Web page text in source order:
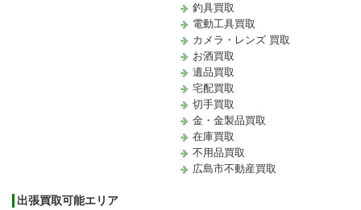
釣具買取
電動工具買取
カメラ・レンズ 買取
お酒買取
遺品買取
宅配買取
切手買取
金・金製品買取
在庫買取
不用品買取
広島市不動産買取
出張買取可能エリア